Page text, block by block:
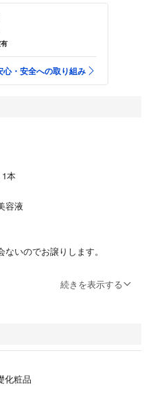
心・安全への取り組み
本
容液
いのでお譲りします。
材等で梱包のうえ発送します。
続きを表示する
化粧品